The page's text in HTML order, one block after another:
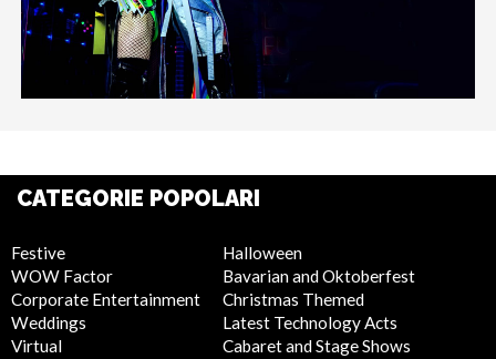
CATEGORIE POPOLARI
Festive
WOW Factor
Corporate Entertainment
Weddings
Virtual
Halloween
Bavarian and Oktoberfest
Christmas Themed
Latest Technology Acts
Cabaret and Stage Shows